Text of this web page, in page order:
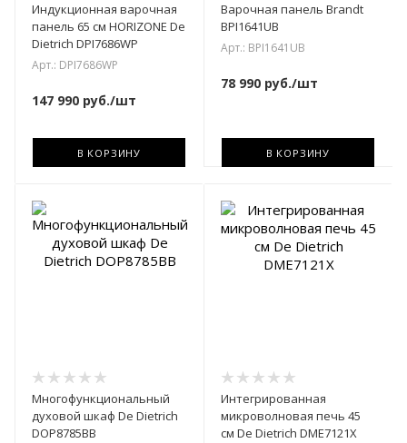
Индукционная варочная
панель 65 см HORIZONE De
Dietrich DPI7686WP
Арт.: DPI7686WP
147 990 руб./шт
В КОРЗИНУ
Варочная панель Brandt
BPI1641UB
Арт.: BPI1641UB
78 990 руб./шт
В КОРЗИНУ
Многофункциональный
духовой шкаф De Dietrich
DOP8785BB
Интегрированная
микроволновая печь 45
см De Dietrich DME7121X